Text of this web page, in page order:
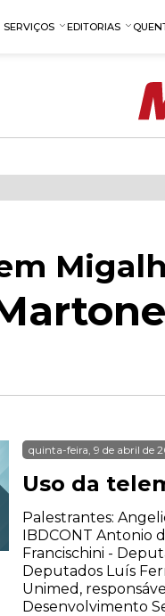
SERVIÇOS EDITORIAS
quinta-feira, 9 de abril de
Uso da
Palestrantes:
IBDCONT Antonio
Francischini -
Deputados Luís
Unimed,
Desenvolvimento